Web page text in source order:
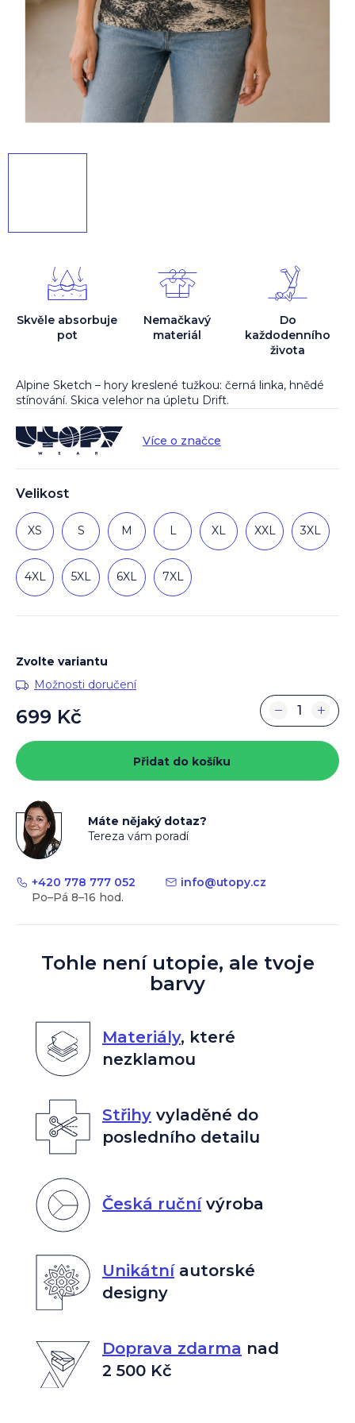
Velikost
XS S M L XL XXL 3XL
4XL 5XL 6XL 7XL
Alpine Sketch – hory kreslené tužkou: černá linka, hnědé
stínování. Skica velehor na úpletu Drift.
Více o značce
Skvěle absorbuje
pot
Nemačkavý
materiál
Do
každodenního
života
Zvolte variantu
Možnosti doručení
699 Kč
cena:
+
−
Přidat do košíku
Máte nějaký dotaz?
Tereza vám poradí
+420 778 777 052 info@utopy.cz
Tohle není utopie, ale tvoje
barvy
Materiály, které
nezklamou
Střihyvyladěné do
posledního detailu
Česká ručnívýroba
Unikátníautorské
designy
Doprava zdarma nad
2 500 Kč